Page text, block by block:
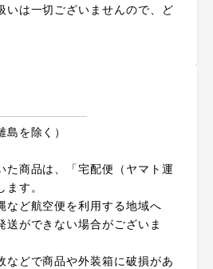
いは一切ございませんので、ど
を除く）
た商品は、「宅配便（ヤマト運
す。
など航空便を利用する地域へ
送ができない場合がございま
などで商品や外装箱に破損があ